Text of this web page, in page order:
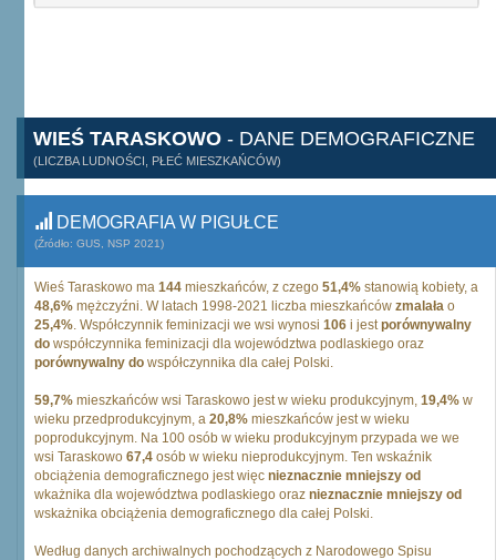
WIEŚ TARASKOWO - DANE DEMOGRAFICZNE
(LICZBA LUDNOŚCI, PŁEĆ MIESZKAŃCÓW)
DEMOGRAFIA W PIGUŁCE
(Źródło: GUS, NSP 2021)
Wieś Taraskowo ma 144 mieszkańców, z czego 51,4% stanowią kobiety, a
48,6% mężczyźni. W latach 1998-2021 liczba mieszkańców zmalała o
25,4%. Współczynnik feminizacji we wsi wynosi 106 i jestporównywalny
do współczynnika feminizacji dla województwa podlaskiego oraz
porównywalny do współczynnika dla całej Polski.
59,7% mieszkańców wsi Taraskowo jest w wieku produkcyjnym, 19,4% w
wieku przedprodukcyjnym, a 20,8% mieszkańców jest w wieku
poprodukcyjnym. Na 100 osób w wieku produkcyjnym przypada we we
wsi Taraskowo 67,4 osób w wieku nieprodukcyjnym. Ten wskaźnik
obciążenia demograficznego jest więc nieznacznie mniejszy od
wkażnika dla województwa podlaskiego oraz nieznacznie mniejszy od
wskażnika obciążenia demograficznego dla całej Polski.
Według danych archiwalnych pochodzących z Narodowego Spisu